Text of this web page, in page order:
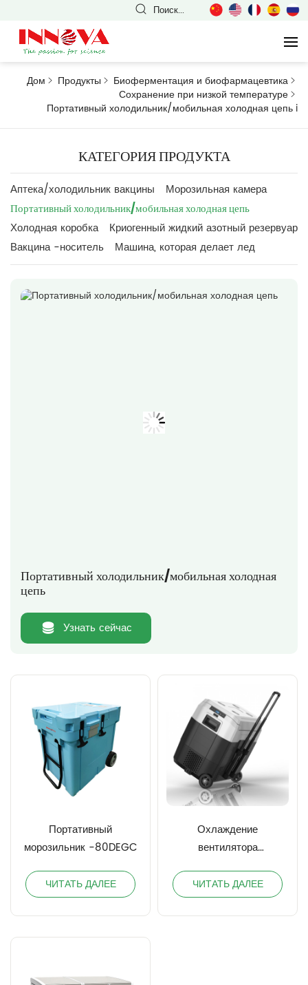
Поиск...
Дом Продукты
Биоферментация и биофармацевтика
Сохранение при низкой температуре
Портативный холодильник/мобильная холодная цепь i
КАТЕГОРИЯ ПРОДУКТА
Аптека/холодильник вакцины Морозильная камера
Портативный холодильник/мобильная холодная цепь
Холодная коробка
Криогенный жидкий азотный резервуар
Вакцина -носитель
Машина, которая делает лед
Портативный холодильник/мобильная холодная
цепь
Узнать сейчас
Портативный
морозильник -80DEGC
ЧИТАТЬ ДАЛЕЕ
Охлаждение
вентилятора
ЧИТАТЬ ДАЛЕЕ